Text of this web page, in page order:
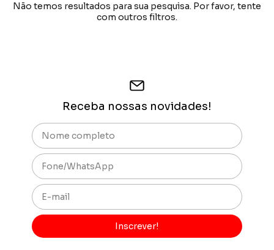
Não temos resultados para sua pesquisa. Por favor, tente
com outros filtros.
Receba nossas novidades!